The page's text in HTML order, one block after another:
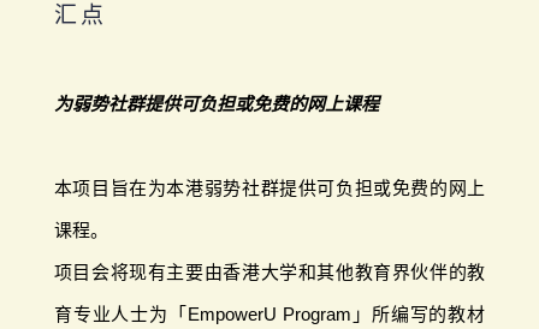
汇点
为弱势社群提供可负担或免费的网上课程
本项目旨在为本港弱势社群提供可负担或免费的网上
课程。
项目会将现有主要由香港大学和其他教育界伙伴的教
育专业人士为「EmpowerU Program」所编写的教材